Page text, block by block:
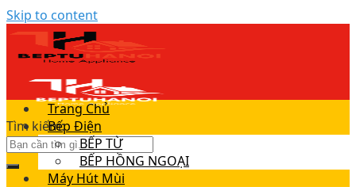
Skip to content
Tìm kiếm:
Trang Chủ
Bếp Điện
BẾP TỪ
BẾP HỒNG NGOẠI
Máy Hút Mùi